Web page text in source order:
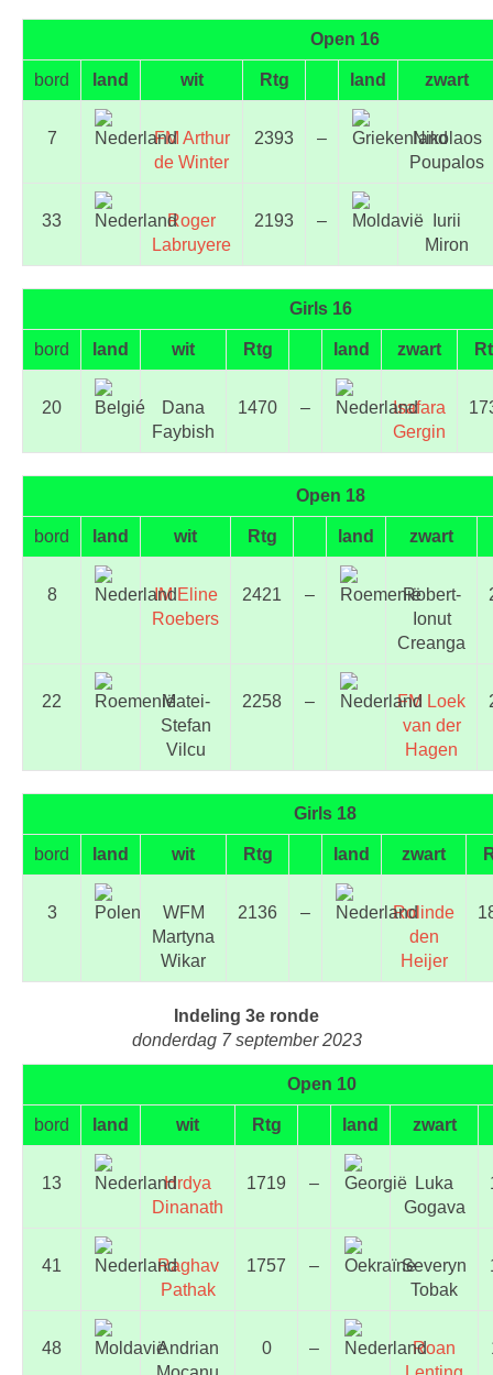
Open 16
bord land wit Rtg land zwart
7
FM Arthur
de Winter
2393 –
Nikolaos
Poupalos
33
Roger
Labruyere
2193 –
Iurii
Miron
Girls 16
bord land wit Rtg land zwart
20
Dana
Faybish
1470 –
Isafara
Gergin
Open 18
bord land wit Rtg land zwart
8
IM Eline
Roebers
2421 –
Robert-
Ionut
Creanga
22
Matei-
Stefan
Vilcu
2258 –
FM Loek
van der
Hagen
Girls 18
bord land wit Rtg land zwart
3
WFM
Martyna
Wikar
2136 –
Rolinde
den
Heijer
Indeling 3e ronde
donderdag 7 september 2023
Open 10
bord land wit Rtg land zwart
13
Hrdya
Dinanath
1719 –
Luka
Gogava
41
Raghav
Pathak
1757 –
Severyn
Tobak
48
Andrian
0 –
Roan